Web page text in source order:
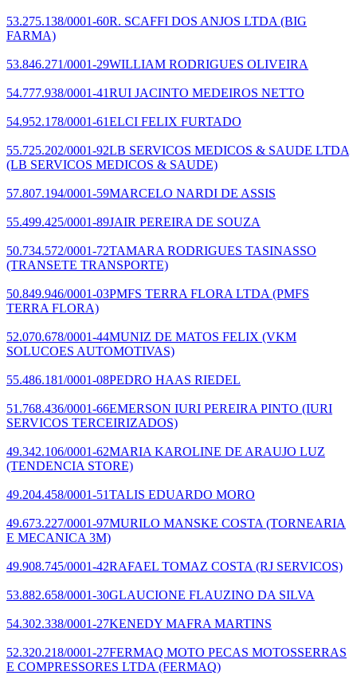
53.275.138/0001-60R. SCAFFI DOS ANJOS LTDA (BIG
FARMA)
53.846.271/0001-29WILLIAM RODRIGUES OLIVEIRA
54.777.938/0001-41RUI JACINTO MEDEIROS NETTO
54.952.178/0001-61ELCI FELIX FURTADO
55.725.202/0001-92LB SERVICOS MEDICOS & SAUDE LTDA
(LB SERVICOS MEDICOS & SAUDE)
57.807.194/0001-59MARCELO NARDI DE ASSIS
55.499.425/0001-89JAIR PEREIRA DE SOUZA
50.734.572/0001-72TAMARA RODRIGUES TASINASSO
(TRANSETE TRANSPORTE)
50.849.946/0001-03PMFS TERRA FLORA LTDA (PMFS
TERRA FLORA)
52.070.678/0001-44MUNIZ DE MATOS FELIX (VKM
SOLUCOES AUTOMOTIVAS)
55.486.181/0001-08PEDRO HAAS RIEDEL
51.768.436/0001-66EMERSON IURI PEREIRA PINTO (IURI
SERVICOS TERCEIRIZADOS)
49.342.106/0001-62MARIA KAROLINE DE ARAUJO LUZ
(TENDENCIA STORE)
49.204.458/0001-51TALIS EDUARDO MORO
49.673.227/0001-97MURILO MANSKE COSTA (TORNEARIA
E MECANICA 3M)
49.908.745/0001-42RAFAEL TOMAZ COSTA (RJ SERVICOS)
53.882.658/0001-30GLAUCIONE FLAUZINO DA SILVA
54.302.338/0001-27KENEDY MAFRA MARTINS
52.320.218/0001-27FERMAQ MOTO PECAS MOTOSSERRAS
E COMPRESSORES LTDA (FERMAQ)